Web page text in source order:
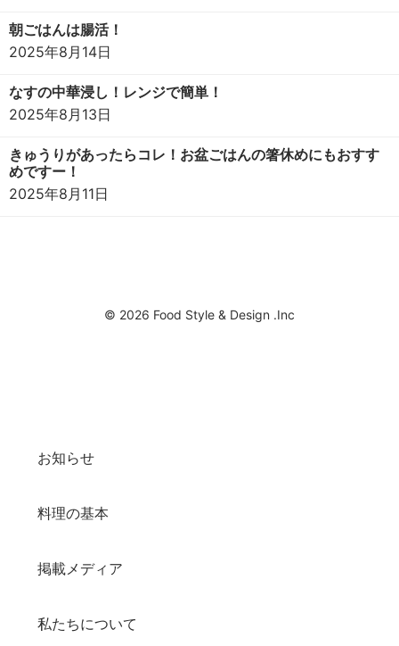
朝ごはんは腸活！
2025年8月14日
なすの中華浸し！レンジで簡単！
2025年8月13日
きゅうりがあったらコレ！お盆ごはんの箸休めにもおすす
めですー！
2025年8月11日
© 2026 Food Style & Design .Inc
お知らせ
料理の基本
掲載メディア
私たちについて